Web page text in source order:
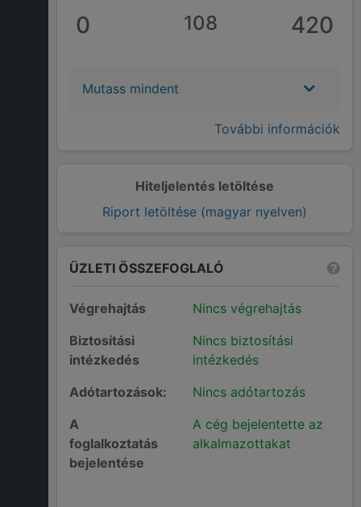
Hiteljelentés letöltése
Riport letöltése (magyar nyelven)
0 108 420
Mutass mindent
További információk
ÜZLETI ÖSSZEFOGLALÓ
Végrehajtás
Nincs végrehajtás
Biztosítási
intézkedés
Nincs biztosítási
intézkedés
Adótartozások:
Nincs adótartozás
A
foglalkoztatás
bejelentése
A cég bejelentette az
alkalmazottakat